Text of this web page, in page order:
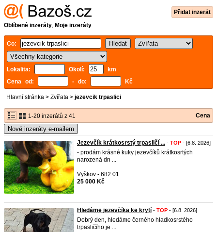
Přidat inzerát
Oblíbené inzeráty, Moje inzeráty
Co:
Lokalita: Okolí:
km
Cena od:
- do: Kč
Hlavní stránka > Zvířata > jezevcik trpaslici
1-20 inzerátů z 41 Cena
Nové inzeráty e-mailem
Jezevčík krátkosrstý trpasličí ... - TOP - [6.8. 2026]
- prodám krásné kuky jezevčíků krátkosrtých
narozená dn ...
Vyškov - 682 01
25 000 Kč
Hledáme jezevčíka ke krytí - TOP - [6.8. 2026]
Dobrý den, hledáme černého hladkosrstého
trpasličího je ...